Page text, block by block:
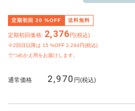
定期初回 20 %OFF 送料無料
定期初回価格: 2,376円(税込)
※2回目以降は 15 %OFF 2,244円(税込)
でつめかえ用をお届けします。
通常価格 2,970 円(税込)